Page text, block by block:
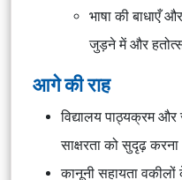
भाषा की बाधाएँ
जुड़ने में और
आगे की राह
विद्यालय पाठ्यक्रम
साक्षरता को सुदृढ़
कानूनी सहायता वकीलों